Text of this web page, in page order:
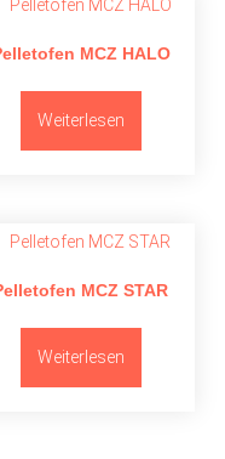
MCZ HALO
Weiterlesen
MCZ STAR
Weiterlesen